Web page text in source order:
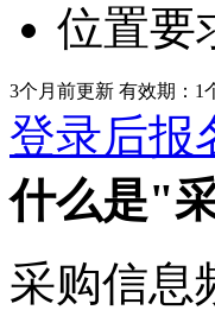
位置要
3个月前更新 有效期：1
登录后报
什么是"
采购信息